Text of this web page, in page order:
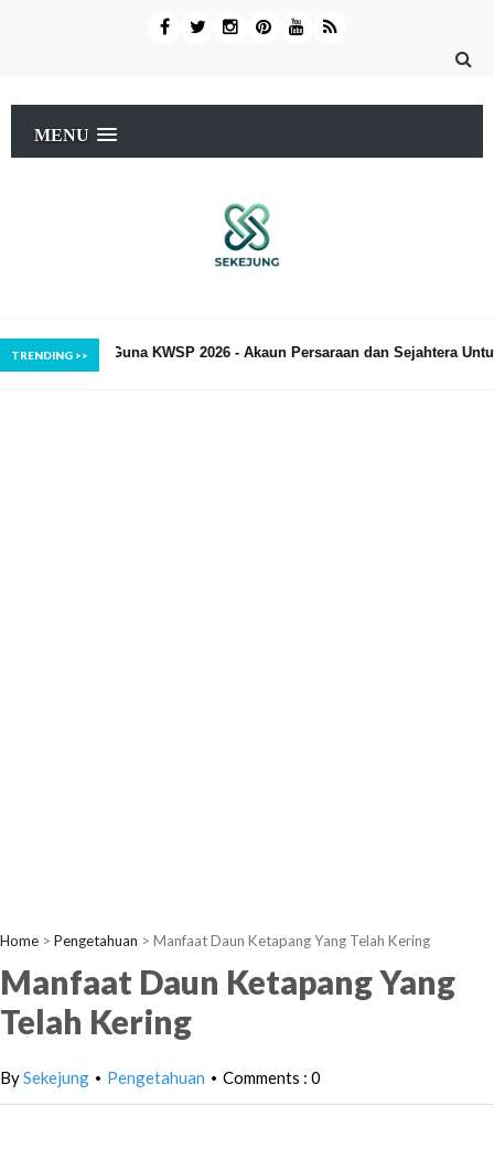
MENU
- Akaun Persaraan dan Sejahtera Untuk Beli Rumah
Home > Pengetahuan > Manfaat Daun Ketapang Yang Telah Kering
Manfaat Daun Ketapang Yang
Telah Kering
BySekejung • Pengetahuan • Comments : 0